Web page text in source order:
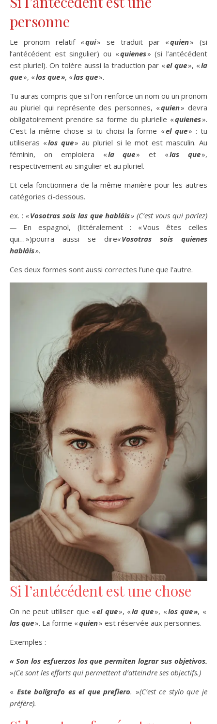
personne
Le pronom relatif «qui» se traduit par «quien» (si
l’antécédent est singulier) ou «quienes» (si l’antécédent
est pluriel). On tolère aussi la traduction par «el que», «la
que», «los que », «las que».
Tu auras compris que si l’on renforce un nom ou un pronom
au pluriel qui représente des personnes, «quien» devra
obligatoirement prendre sa forme du plurielle «quienes».
C’est la même chose si tu choisi la forme «el que» : tu
utiliseras «los que» au pluriel si le mot est masculin. Au
féminin, on emploiera «la que» et «las que»,
respectivement au singulier et au pluriel.
Et cela fonctionnera de la même manière pour les autres
catégories ci-dessous.
ex. : «Vosotras sois las que habláis» (C’est vous qui parlez)
— En espagnol, (littéralement : « Vous êtes celles
qui… »)pourra aussi se dire«Vosotras sois quienes
habláis».
Ces deux formes sont aussi correctes l’une que l’autre.
Si l’antécédent est une chose
On ne peut utiliser que «el que», «la que», «los que », «
las que». La forme «quien» est réservée aux personnes.
Exemples :
« Son los esfuerzos los que permiten lograr sus objetivos.
»(Ce sont les efforts qui permettent d’atteindre ses objectifs.)
« Este bolígrafo es el que prefiero. »(C’est ce stylo que je
préfère).